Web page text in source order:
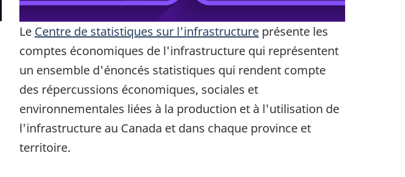
Le Centre de statistiques sur l'infrastructure présente les
comptes économiques de l'infrastructure qui représentent
un ensemble d'énoncés statistiques qui rendent compte
des répercussions économiques, sociales et
environnementales liées à la production et à l'utilisation de
l'infrastructure au Canada et dans chaque province et
territoire.